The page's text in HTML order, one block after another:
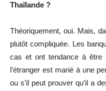
Thaïlande ?
Théoriquement, oui. Mais,
plutôt compliquée. Les
cas et ont tendance à être
l’étranger est marié à une
ou s’il peut prouver qu’il a